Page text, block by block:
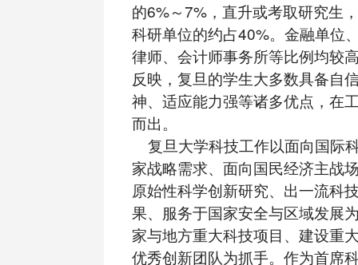
的6%～7%，直升或考取研究生
科研单位的约占40%。金融单位
律师、会计师事务所等比例均较
反映，复旦的学生大多数具备自
神、适应能力强等诸多优点，在
而出。
复旦大学科技工作以面向国际
家战略需求、面向国民经济主战
原始性科学创新研究、出一流科
果、服务于国家安全与区域发展
家与地方重大科技项目、建设重
优秀创新团队为抓手。作为首席